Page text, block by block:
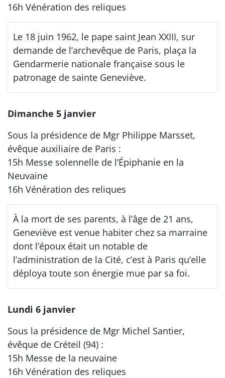
16h Vénération des reliques
Le 18 juin 1962, le pape saint Jean XXIII, sur
demande de l’archevêque de Paris, plaça la
Gendarmerie nationale française sous le
patronage de sainte Geneviève.
Dimanche 5 janvier
Sous la présidence de Mgr Philippe Marsset,
évêque auxiliaire de Paris :
15h Messe solennelle de l’Épiphanie en la
Neuvaine
16h Vénération des reliques
À la mort de ses parents, à l’âge de 21 ans,
Geneviève est venue habiter chez sa marraine
dont l’époux était un notable de
l’administration de la Cité, c’est à Paris qu’elle
déploya toute son énergie mue par sa foi.
Lundi 6 janvier
Sous la présidence de Mgr Michel Santier,
évêque de Créteil (94) :
15h Messe de la neuvaine
16h Vénération des reliques